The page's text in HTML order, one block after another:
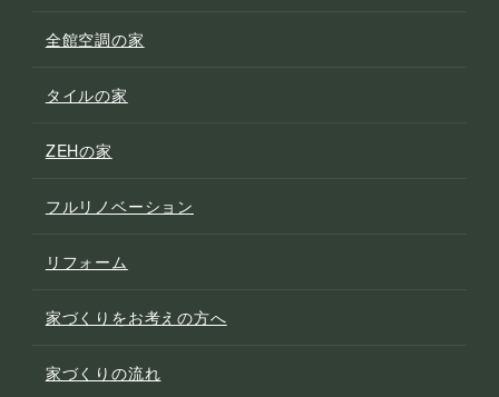
全館空調の家
タイルの家
ZEHの家
フルリノベーション
リフォーム
家づくりをお考えの方へ
家づくりの流れ